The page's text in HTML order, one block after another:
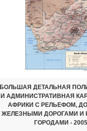
БОЛЬШАЯ ДЕТАЛЬНАЯ
И АДМИНИСТРАТИВНАЯ
АФРИКИ С РЕЛЬЕФОМ,
ЖЕЛЕЗНЫМИ ДОРОГАМИ И
ГОРОДАМИ - 2005